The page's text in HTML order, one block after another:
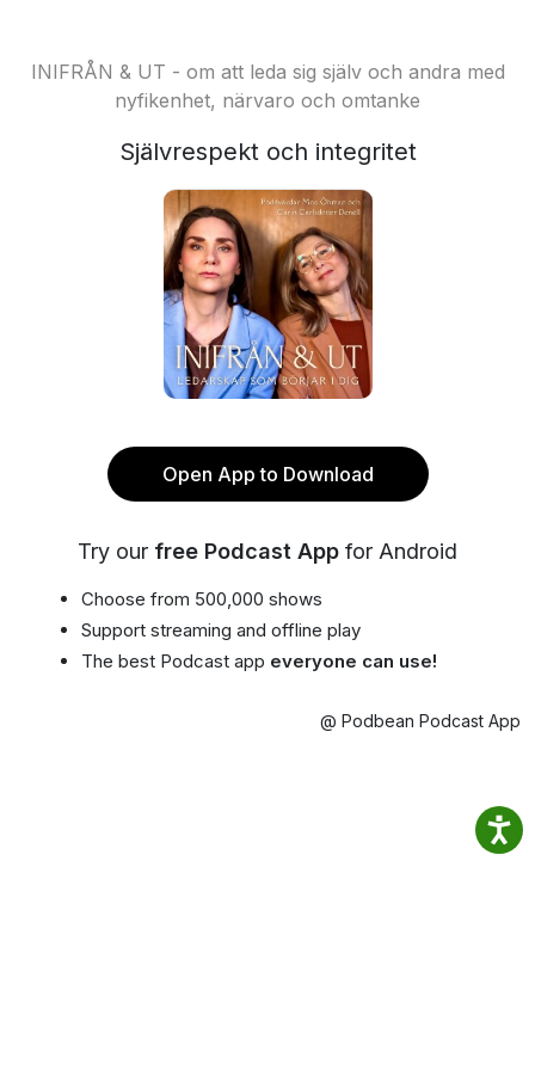
INIFRÅN & UT - om att leda sig själv och andra med
nyfikenhet, närvaro och omtanke
Självrespekt och integritet
Open App to Download
Try our free Podcast App for Android
Choose from 500,000 shows
Support streaming and offline play
The best Podcast app everyone can use!
@ Podbean Podcast App